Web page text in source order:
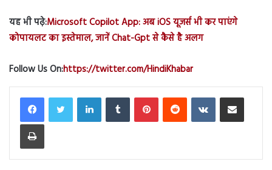
यह भी पढ़े:Microsoft Copilot App: अब iOS यूजर्स भी कर पाएंगे
कोपायलट का इस्तेमाल, जानें Chat-Gpt से कैसे है अलग
Follow Us On:https://twitter.com/HindiKhabar
LinkedInTumblr PinterestReddit VKontakteShare via Email
Print